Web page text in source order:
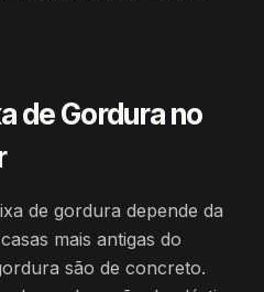
de Gordura no
de gordura depende da
mais antigas do
são de concreto.